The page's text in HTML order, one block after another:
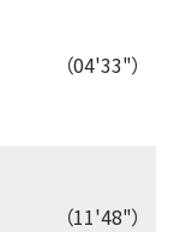
（04'33"）
（11'48"）